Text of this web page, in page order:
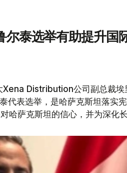
尔泰选举有助提升国
Xena Distribution公司副总裁
代表选举，是哈萨克斯坦落实
哈萨克斯坦的信心，并为深化